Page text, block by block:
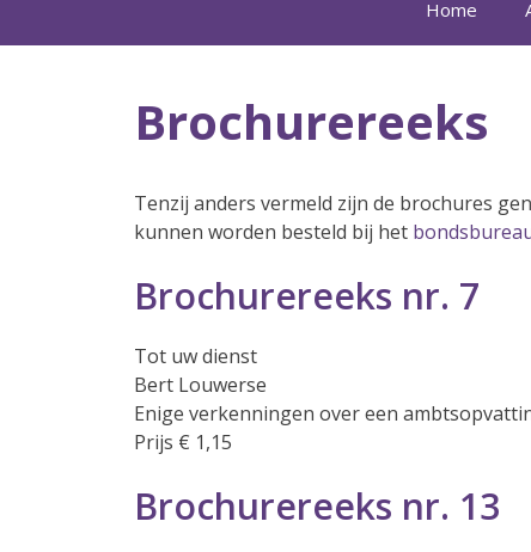
Home
Brochurereeks
Tenzij anders vermeld zijn de brochures
kunnen worden besteld bij het
Brochurereeks nr. 7
Tot uw dienst
Bert Louwerse
Enige verkenningen over een
Prijs € 1,15
Brochurereeks nr. 13